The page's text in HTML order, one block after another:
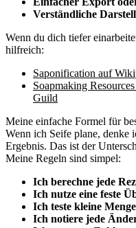
Verständliche
Wenn du dich tiefer
hilfreich:
Saponification auf
Soapmaking
Guild
Meine einfache Formel für
Wenn ich Seife plane,
Ergebnis. Das ist der
Meine Regeln sind simpel:
Ich berechne jede
Ich nutze eine feste
Ich teste kleine
Ich notiere jede